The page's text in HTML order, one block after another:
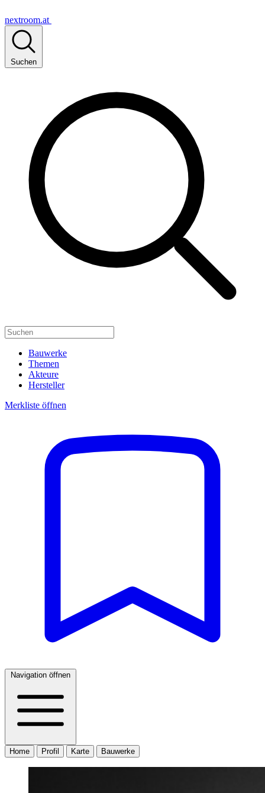
nextroom.at
Suchen
Bauwerke
Themen
Akteure
Hersteller
Merkliste öffnen
Navigation öffnen
Home Profil Karte Bauwerke